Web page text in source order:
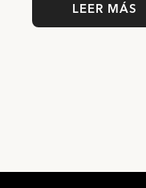
LEER MÁS